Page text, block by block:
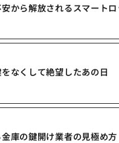
から解放されるスマートロ
なくして絶望したあの日
庫の鍵開け業者の見極め方